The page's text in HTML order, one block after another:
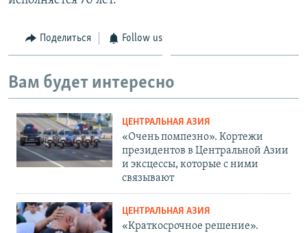
Поделиться Follow us
Вам будет интересно
ЦЕНТРАЛЬНАЯ АЗИЯ
«Очень помпезно». Кортежи
президентов в Центральной Азии
и эксцессы, которые с ними
связывают
ЦЕНТРАЛЬНАЯ АЗИЯ
«Краткосрочное решение».